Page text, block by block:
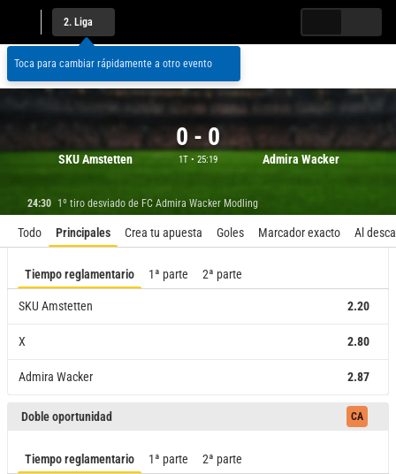
2. Liga
0 -0
1T • 25:19
SKU Amstetten Admira Wacker
24:30 1º tiro desviado de FC Admira Wacker Modling
Todo Principales Crea tu apuesta Goles Marcador exacto Al
Resultado del partido CA
Tiempo reglamentario 1ª parte 2ª parte
SKU Amstetten 2.20
X 2.80
Admira Wacker 2.87
SKU Amstetten 2.20
X 2.80
Admira Wacker 2.87
Doble oportunidad CA
Tiempo reglamentario 1ª parte 2ª parte
Toca para cambiar rápidamente a otro evento